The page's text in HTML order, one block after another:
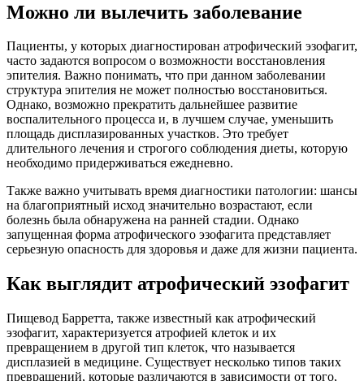
Можно ли вылечить заболевание
Пациенты, у которых диагностирован атрофический эзофагит,
часто задаются вопросом о возможности восстановления
эпителия. Важно понимать, что при данном заболевании
структура эпителия не может полностью восстановиться.
Однако, возможно прекратить дальнейшее развитие
воспалительного процесса и, в лучшем случае, уменьшить
площадь дисплазированных участков. Это требует
длительного лечения и строгого соблюдения диеты, которую
необходимо придерживаться ежедневно.
Также важно учитывать время диагностики патологии: шансы
на благоприятный исход значительно возрастают, если
болезнь была обнаружена на ранней стадии. Однако
запущенная форма атрофического эзофагита представляет
серьезную опасность для здоровья и даже для жизни пациента.
Как выглядит атрофический эзофагит
Пищевод Барретта, также известный как атрофический
эзофагит, характеризуется атрофией клеток и их
превращением в другой тип клеток, что называется
дисплазией в медицине. Существует несколько типов таких
превращений, которые различаются в зависимости от того,